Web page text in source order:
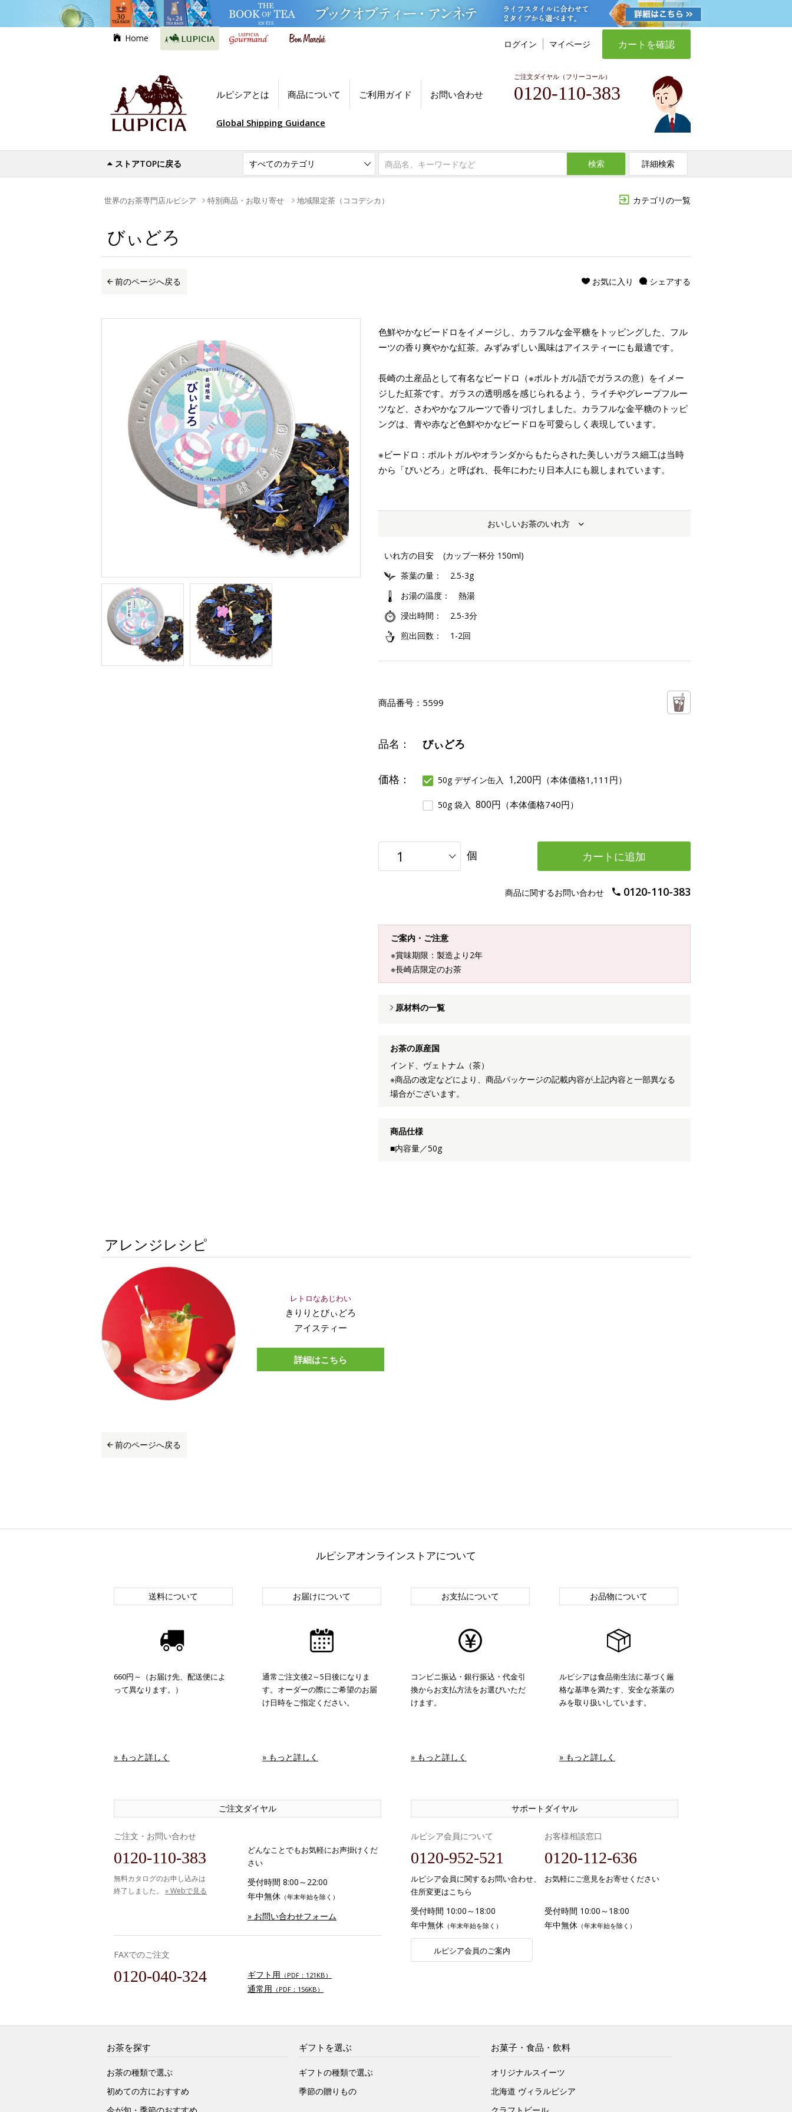
Home
ログイン マイページ カートを確認
ルピシアとは 商品について ご利用ガイド お問い合わせ
ご注文ダイヤル（フリーコール）
0120-110-383
Global Shipping Guidance
ストアTOPに戻る 検索 詳細検索
カテゴリの一覧
世界のお茶専門店ルピシア 特別商品・お取り寄せ 地域限定茶（ココデシカ）
びぃどろ
前のページへ戻る シェアする
お気に入り
色鮮やかなビードロをイメージし、カラフルな金平糖をトッピングした、フル
ーツの香り爽やかな紅茶。みずみずしい風味はアイスティーにも最適です。
長崎の土産品として有名なビードロ（※ポルトガル語でガラスの意）をイメー
ジした紅茶です。ガラスの透明感を感じられるよう、ライチやグレープフルー
ツなど、さわやかなフルーツで香りづけしました。カラフルな金平糖のトッピ
ングは、青や赤など色鮮やかなビードロを可愛らしく表現しています。
※ビードロ：ポルトガルやオランダからもたらされた美しいガラス細工は当時
から「びいどろ」と呼ばれ、長年にわたり日本人にも親しまれています。
おいしいお茶のいれ方
いれ方の目安
(カップ一杯分 150ml)
茶葉の量
2.5-3g
お湯の温度
熱湯
浸出時間
2.5-3分
煎出回数
1-2回
商品番号： 5599
品名： びぃどろ
価格： 50g デザイン缶入 1,200円 （本体価格1,111円）
50g 袋入 800円 （本体価格740円）
個 カートに追加
商品に関するお問い合わせ 0120-110-383
ご案内・ご注意
※賞味期限：製造より2年
※長崎店限定のお茶
原材料の一覧
お茶の原産国
インド、ヴェトナム（茶）
※商品の改定などにより、商品パッケージの記載内容が上記内容と一部異なる
場合がございます。
商品仕様
■内容量／50g
アレンジレシピ
レトロなあじわい
きりりとびぃどろ
アイスティー
詳細はこちら
前のページへ戻る
ルピシアオンラインストアについて
送料について
660円～（お届け先、配送便によ
って異なります。）
» もっと詳しく
お届けについて
通常ご注文後2～5日後になりま
す。オーダーの際にご希望のお届
け日時をご指定ください。
» もっと詳しく
お支払について
コンビニ振込・銀行振込・代金引
換からお支払方法をお選びいただ
けます。
» もっと詳しく
お品物について
ルピシアは食品衛生法に基づく厳
格な基準を満たす、安全な茶葉の
みを取り扱いしています。
» もっと詳しく
ご注文ダイヤル
ご注文・お問い合わせ
0120-110-383
無料カタログのお申し込みは
終了しました。 » Webで見る
どんなことでもお気軽にお声掛けくだ
さい
受付時間 8:00～22:00
年中無休 （年末年始を除く）
» お問い合わせフォーム
FAXでのご注文
0120-040-324 ギフト用 （PDF：121KB）
通常用 （PDF：156KB）
サポートダイヤル
ルピシア会員について
0120-952-521
ルピシア会員に関するお問い合わせ、
住所変更はこちら
受付時間 10:00～18:00
年中無休 （年末年始を除く）
ルピシア会員のご案内
お客様相談窓口
0120-112-636
お気軽にご意見をお寄せください
受付時間 10:00～18:00
年中無休 （年末年始を除く）
お茶を探す
お茶の種類で選ぶ
初めての方におすすめ
今が旬・季節のおすすめ
ギフトを選ぶ
ギフトの種類で選ぶ
季節の贈りもの
お菓子・食品・飲料
オリジナルスイーツ
北海道 ヴィラルピシア
クラフトビール